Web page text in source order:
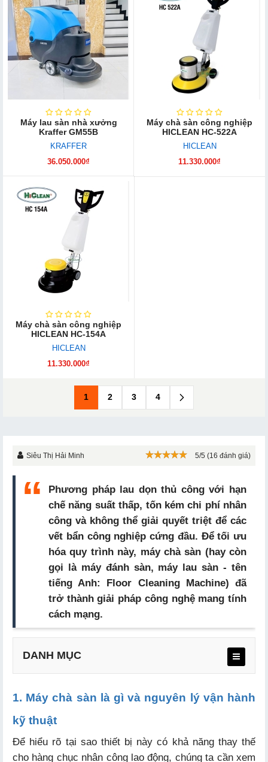
Máy lau sàn nhà xưởng
Kraffer GM55B
KRAFFER
36.050.000₫
Máy chà sàn công nghiệp
HICLEAN HC-522A
HICLEAN
11.330.000₫
Máy chà sàn công nghiệp
HICLEAN HC-154A
HICLEAN
11.330.000₫
1 2 3 4
Siêu Thị Hải Minh 5/5 (16 đánh giá)
Phương pháp lau dọn thủ công với hạn
chế năng suất thấp, tốn kém chi phí nhân
công và không thể giải quyết triệt để các
vết bẩn công nghiệp cứng đầu. Để tối ưu
hóa quy trình này, máy chà sàn (hay còn
gọi là máy đánh sàn, máy lau sàn - tên
tiếng Anh: Floor Cleaning Machine) đã
trở thành giải pháp công nghệ mang tính
cách mạng.
DANH MỤC
1.1. Khái niệm máy chà sàn công nghiệp
1.2. Nguyên lý hoạt động máy đành chà sàn
1. Máy chà sàn là gì và nguyên lý vận hành
kỹ thuật
Để hiểu rõ tại sao thiết bị này có khả năng thay thế
cho hàng chục nhân công lao động, chúng ta cần xem